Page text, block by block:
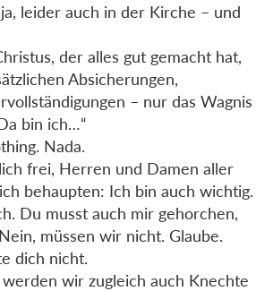
leider auch in der Kirche – und
der alles gut gemacht hat,
Absicherungen,
– nur das Wagnis
bin ich…“
Nada.
frei, Herren und Damen aller
behaupten: Ich bin auch wichtig.
Du musst auch mir gehorchen,
müssen wir nicht. Glaube.
dich nicht.
wir zugleich auch Knechte